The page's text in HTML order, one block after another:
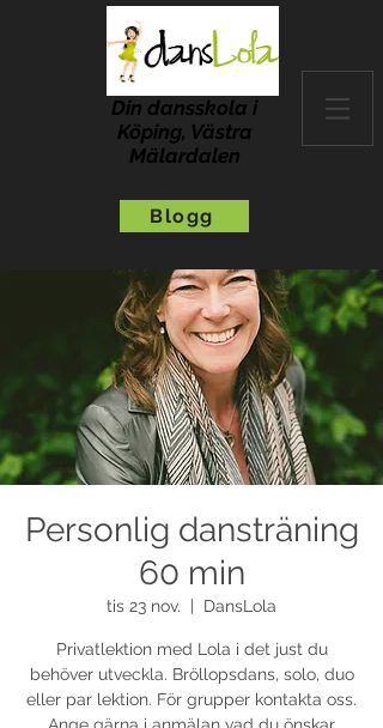
Din dansskola i
Köping, Västra
Mälardalen
Blogg
Personlig dansträning
60 min
tis 23 nov. DansLola
Privatlektion med Lola i det just du
behöver utveckla. Bröllopsdans, solo, duo
eller par lektion. För grupper kontakta oss.